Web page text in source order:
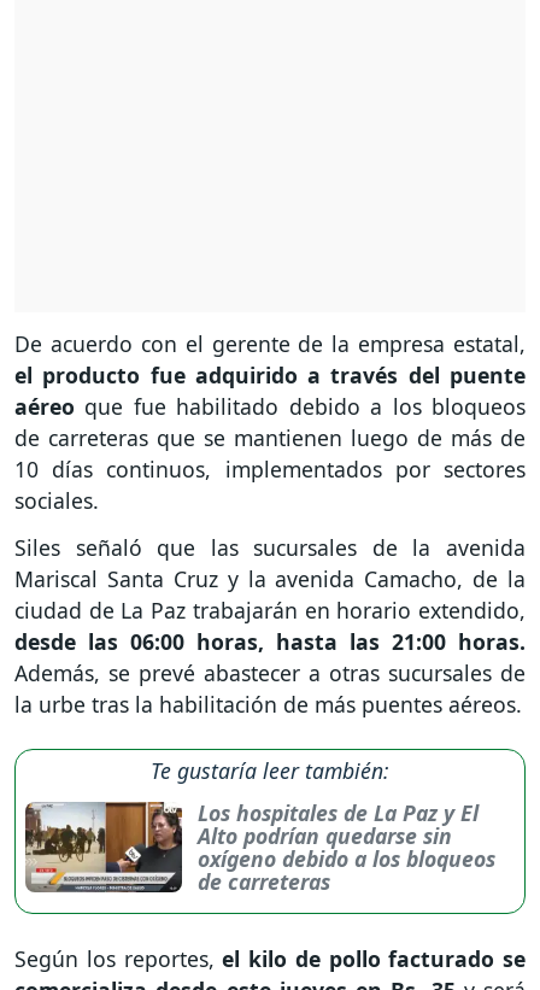
De acuerdo con el gerente de la empresa estatal,
el producto fue adquirido a través del puente
aéreo que fue habilitado debido a los bloqueos
de carreteras que se mantienen luego de más de
10 días continuos, implementados por sectores
sociales.
Siles señaló que las sucursales de la avenida
Mariscal Santa Cruz y la avenida Camacho, de la
ciudad de La Paz trabajarán en horario extendido,
desde las 06:00 horas, hasta las 21:00 horas.
Además, se prevé abastecer a otras sucursales de
la urbe tras la habilitación de más puentes aéreos.
Te gustaría leer también:
Los hospitales de La Paz y El
Alto podrían quedarse sin
oxígeno debido a los bloqueos
de carreteras
Según los reportes,el kilo de pollo facturado se